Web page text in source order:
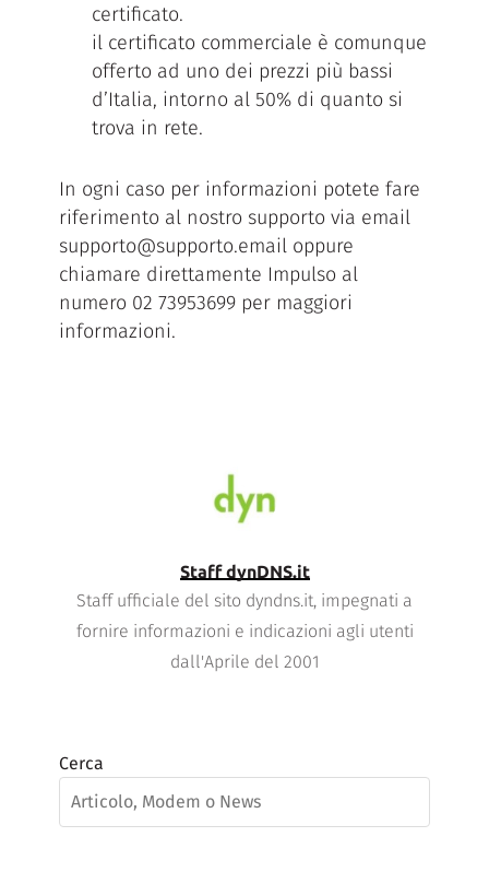
certificato.
il certificato commerciale è comunque
offerto ad uno dei prezzi più bassi
d’Italia, intorno al 50% di quanto si
trova in rete.
In ogni caso per informazioni potete fare
riferimento al nostro supporto via email
supporto@supporto.email oppure
chiamare direttamente Impulso al
numero 02 73953699 per maggiori
informazioni.
Staff dynDNS.it
Staff ufficiale del sito dyndns.it, impegnati a
fornire informazioni e indicazioni agli utenti
dall'Aprile del 2001
Cerca